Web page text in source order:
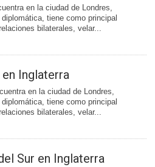
en la ciudad de Londres,
tiene como principal
bilaterales, velar...
en Inglaterra
en la ciudad de Londres,
tiene como principal
bilaterales, velar...
Sur en Inglaterra